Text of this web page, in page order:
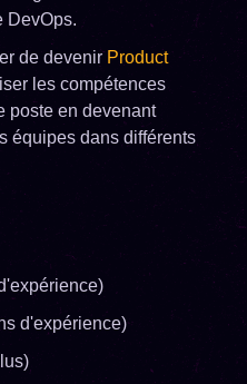
DevOps.
de devenir Product
les compétences
poste en devenant
équipes dans différents
d'expérience)